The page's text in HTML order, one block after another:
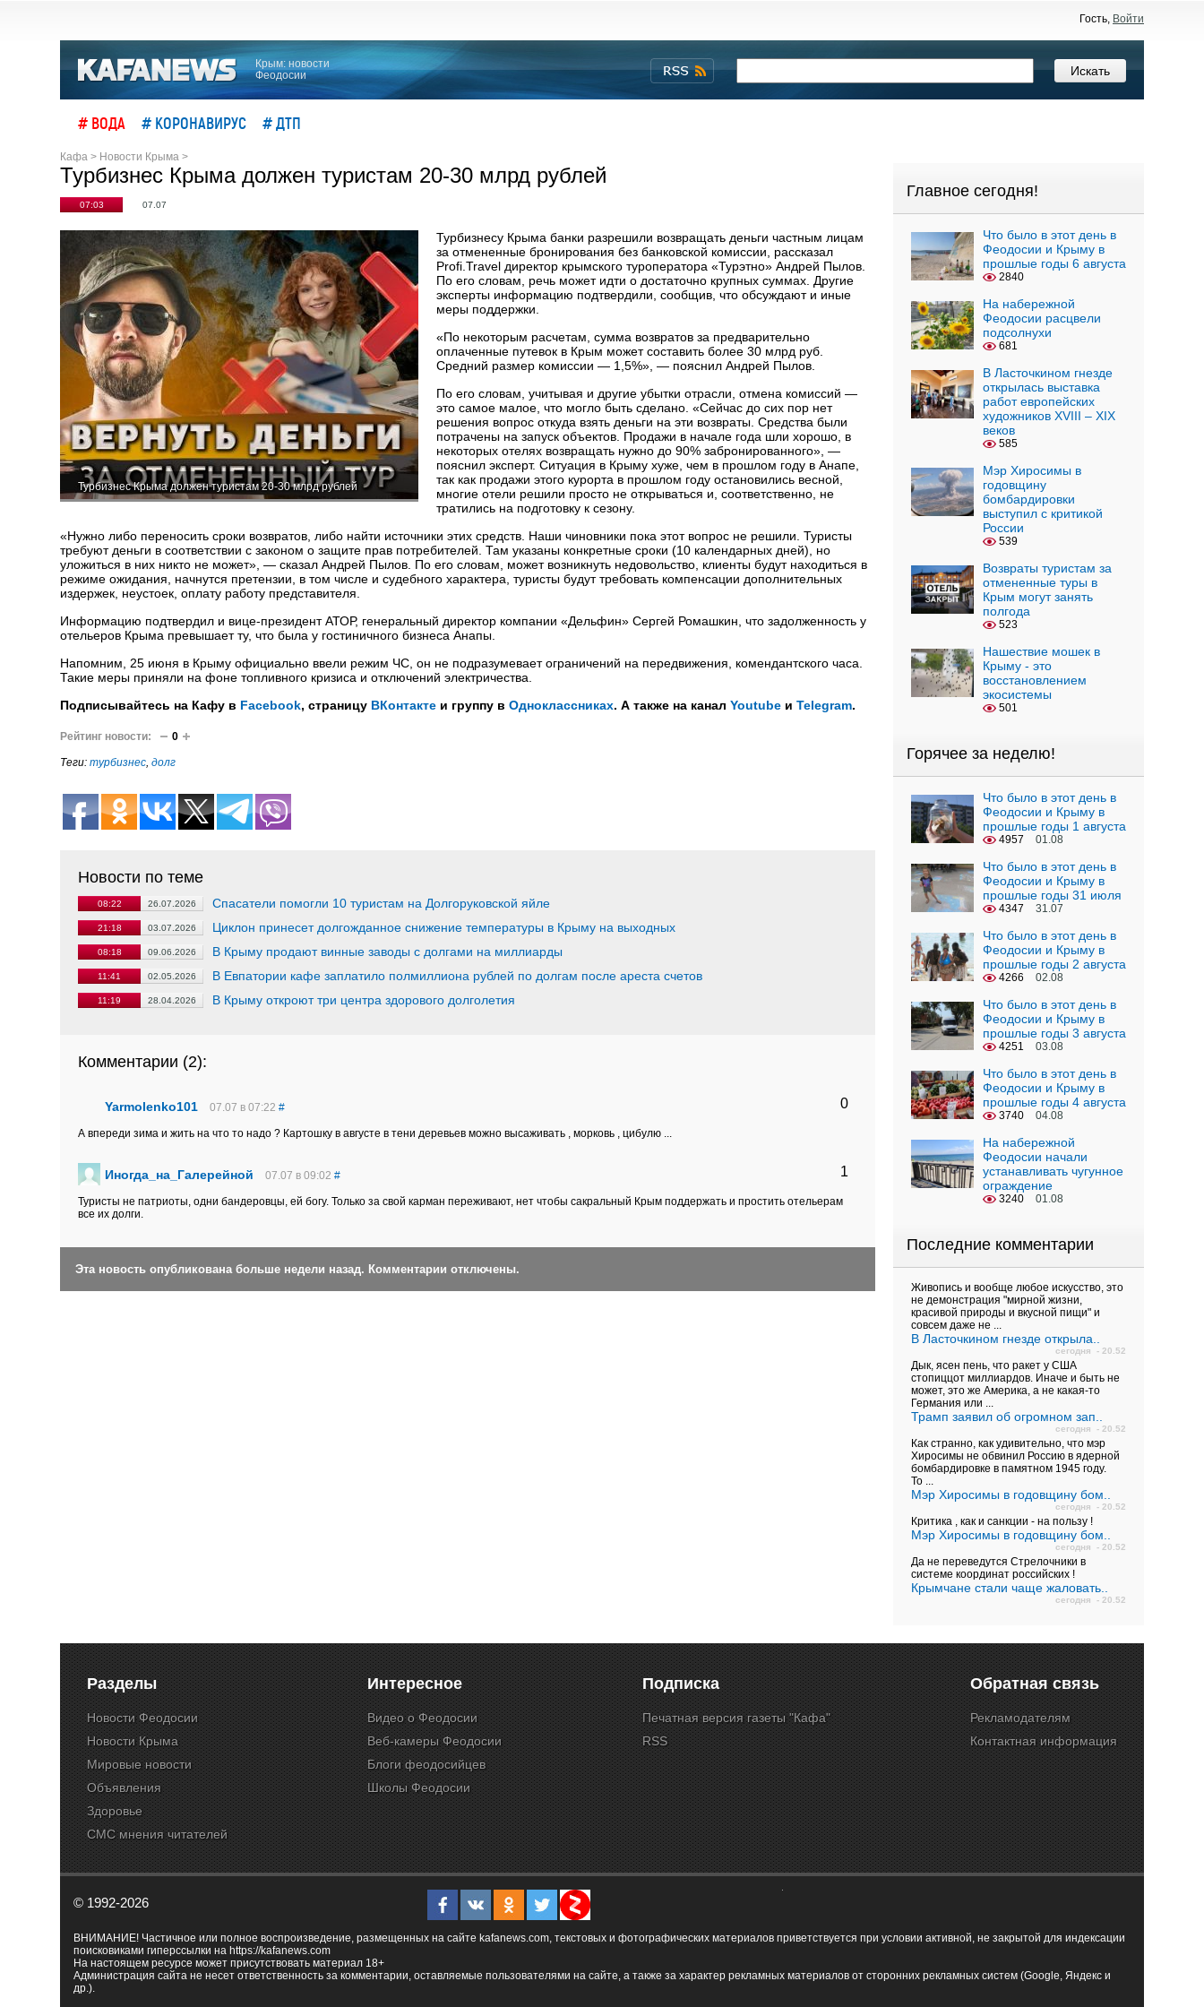
Гость, Войти
Крым: новости
Феодосии
# ВОДА # КОРОНАВИРУС # ДТП
Кафа > Новости Крыма >
Турбизнес Крыма должен туристам 20-30 млрд рублей
07:03 07.07
Турбизнес Крыма должен туристам 20-30 млрд рублей
Турбизнесу Крыма банки разрешили возвращать деньги частным лицам
за отмененные бронирования без банковской комиссии, рассказал
Profi.Travel директор крымского туроператора «Турэтно» Андрей Пылов.
По его словам, речь может идти о достаточно крупных суммах. Другие
эксперты информацию подтвердили, сообщив, что обсуждают и иные
меры поддержки.
«По некоторым расчетам, сумма возвратов за предварительно
оплаченные путевок в Крым может составить более 30 млрд руб.
Средний размер комиссии — 1,5%», — пояснил Андрей Пылов.
По его словам, учитывая и другие убытки отрасли, отмена комиссий —
это самое малое, что могло быть сделано. «Сейчас до сих пор нет
решения вопрос откуда взять деньги на эти возвраты. Средства были
потрачены на запуск объектов. Продажи в начале года шли хорошо, в
некоторых отелях возвращать нужно до 90% забронированного», —
пояснил эксперт. Ситуация в Крыму хуже, чем в прошлом году в Анапе,
так как продажи этого курорта в прошлом году остановились весной,
многие отели решили просто не открываться и, соответственно, не
тратились на подготовку к сезону.
«Нужно либо переносить сроки возвратов, либо найти источники этих средств. Наши чиновники пока этот вопрос не решили. Туристы
требуют деньги в соответствии с законом о защите прав потребителей. Там указаны конкретные сроки (10 календарных дней), но
уложиться в них никто не может», — сказал Андрей Пылов. По его словам, может возникнуть недовольство, клиенты будут находиться в
режиме ожидания, начнутся претензии, в том числе и судебного характера, туристы будут требовать компенсации дополнительных
издержек, неустоек, оплату работу представителя.
Информацию подтвердил и вице-президент АТОР, генеральный директор компании «Дельфин» Сергей Ромашкин, что задолженность у
отельеров Крыма превышает ту, что была у гостиничного бизнеса Анапы.
Напомним, 25 июня в Крыму официально ввели режим ЧС, он не подразумевает ограничений на передвижения, комендантского часа.
Такие меры приняли на фоне топливного кризиса и отключений электричества.
Подписывайтесь на Кафу в Facebook, страницу ВКонтакте и группу в Одноклассниках. А также на канал Youtube и Telegram.
Рейтинг новости: 0
Теги: турбизнес, долг
Новости по теме
08:22 26.07.2026 Спасатели помогли 10 туристам на Долгоруковской яйле
21:18 03.07.2026 Циклон принесет долгожданное снижение температуры в Крыму на выходных
08:18 09.06.2026 В Крыму продают винные заводы с долгами на миллиарды
11:41 02.05.2026 В Евпатории кафе заплатило полмиллиона рублей по долгам после ареста счетов
11:19 28.04.2026 В Крыму откроют три центра здорового долголетия
Комментарии (2):
Yarmolenko101 07.07 в 07:22 # 0
А впереди зима и жить на что то надо ? Картошку в августе в тени деревьев можно высаживать , морковь , цибулю ...
Иногда_на_Галерейной 07.07 в 09:02 # 1
Туристы не патриоты, одни бандеровцы, ей богу. Только за свой карман переживают, нет чтобы сакральный Крым поддержать и простить отельерам
все их долги.
Эта новость опубликована больше недели назад. Комментарии отключены.
Главное сегодня!
Что было в этот день в
Феодосии и Крыму в
прошлые годы 6 августа
2840
На набережной
Феодосии расцвели
подсолнухи
681
В Ласточкином гнезде
открылась выставка
работ европейских
художников XVIII – XIX
веков
585
Мэр Хиросимы в
годовщину
бомбардировки
выступил с критикой
России
539
Возвраты туристам за
отмененные туры в
Крым могут занять
полгода
523
Нашествие мошек в
Крыму - это
восстановлением
экосистемы
501
Горячее за неделю!
Что было в этот день в
Феодосии и Крыму в
прошлые годы 1 августа
4957 01.08
Что было в этот день в
Феодосии и Крыму в
прошлые годы 31 июля
4347 31.07
Что было в этот день в
Феодосии и Крыму в
прошлые годы 2 августа
4266 02.08
Что было в этот день в
Феодосии и Крыму в
прошлые годы 3 августа
4251 03.08
Что было в этот день в
Феодосии и Крыму в
прошлые годы 4 августа
3740 04.08
На набережной
Феодосии начали
устанавливать чугунное
ограждение
3240 01.08
Последние комментарии
Живопись и вообще любое искусство, это
не демонстрация "мирной жизни,
красивой природы и вкусной пищи" и
совсем даже не ...
В Ласточкином гнезде открыла..
сегодня - 20.52
Дык, ясен пень, что ракет у США
стопиццот миллиардов. Иначе и быть не
может, это же Америка, а не какая-то
Германия или ...
Трамп заявил об огромном зап..
сегодня - 20.52
Как странно, как удивительно, что мэр
Хиросимы не обвинил Россию в ядерной
бомбардировке в памятном 1945 году.
То ...
Мэр Хиросимы в годовщину бом..
сегодня - 20.52
Критика , как и санкции - на пользу !
Мэр Хиросимы в годовщину бом..
сегодня - 20.52
Да не переведутся Стрелочники в
системе координат российских !
Крымчане стали чаще жаловать..
сегодня - 20.52
Разделы
Новости Феодосии
Новости Крыма
Мировые новости
Объявления
Здоровье
СМС мнения читателей
Интересное
Видео о Феодосии
Веб-камеры Феодосии
Блоги феодосийцев
Школы Феодосии
Подписка
Печатная версия газеты "Кафа"
RSS
Обратная связь
Рекламодателям
Контактная информация
© 1992-2026
ВНИМАНИЕ! Частичное или полное воспроизведение, размещенных на сайте kafanews.com, текстовых и фотографических материалов приветствуется при условии активной, не закрытой для индексации
поисковиками гиперссылки на https://kafanews.com
На настоящем ресурсе может присутствовать материал 18+
Администрация сайта не несет ответственность за комментарии, оставляемые пользователями на сайте, а также за характер рекламных материалов от сторонних рекламных систем (Google, Яндекс и
др.).